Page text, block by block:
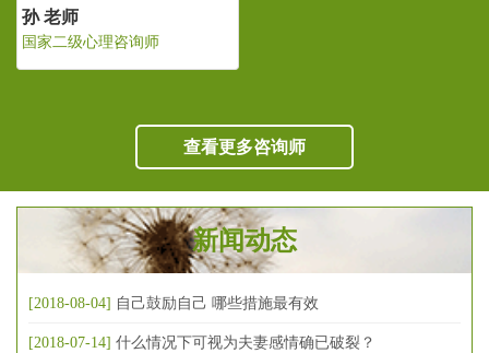
查看更多咨询师
新闻动态
[2018-08-04] 自己鼓励自己 哪些措施最有效
[2018-07-14] 什么情况下可视为夫妻感情确已破裂？